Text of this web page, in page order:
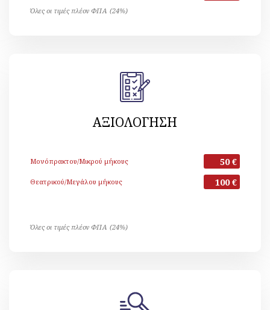
Όλες οι τιμές πλέον ΦΠΑ (24%)
ΑΞΙΟΛΟΓΗΣΗ
Μονόπρακτου/Μικρού μήκους 50 €
Θεατρικού/Μεγάλου μήκους 100 €
Όλες οι τιμές πλέον ΦΠΑ (24%)